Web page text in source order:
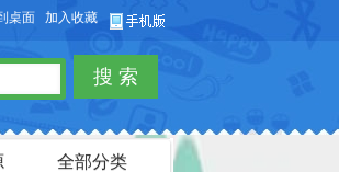
发布淘宝客商品信息。
桌面 加入收藏
搜 索
全部分类